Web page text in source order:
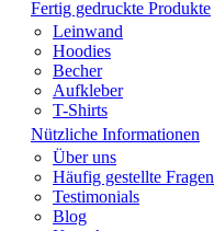
Fertig gedruckte Produkte
Leinwand
Hoodies
Becher
Aufkleber
T-Shirts
Nützliche Informationen
Über uns
Häufig gestellte Fragen
Testimonials
Blog